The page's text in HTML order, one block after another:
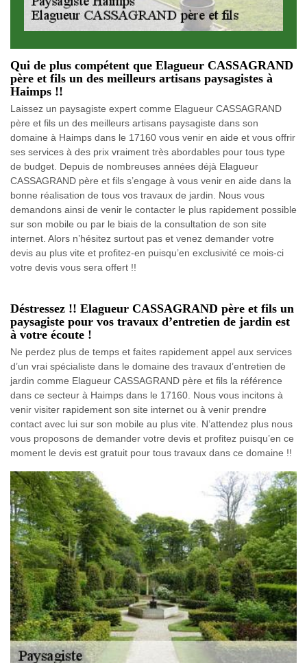
Qui de plus compétent que Elagueur CASSAGRAND
père et fils un des meilleurs artisans paysagistes à
Haimps !!
Laissez un paysagiste expert comme Elagueur CASSAGRAND
père et fils un des meilleurs artisans paysagiste dans son
domaine à Haimps dans le 17160 vous venir en aide et vous offrir
ses services à des prix vraiment très abordables pour tous type
de budget. Depuis de nombreuses années déjà Elagueur
CASSAGRAND père et fils s’engage à vous venir en aide dans la
bonne réalisation de tous vos travaux de jardin. Nous vous
demandons ainsi de venir le contacter le plus rapidement possible
sur son mobile ou par le biais de la consultation de son site
internet. Alors n’hésitez surtout pas et venez demander votre
devis au plus vite et profitez-en puisqu’en exclusivité ce mois-ci
votre devis vous sera offert !!
Déstressez !! Elagueur CASSAGRAND père et fils un
paysagiste pour vos travaux d’entretien de jardin est
à votre écoute !
Ne perdez plus de temps et faites rapidement appel aux services
d’un vrai spécialiste dans le domaine des travaux d’entretien de
jardin comme Elagueur CASSAGRAND père et fils la référence
dans ce secteur à Haimps dans le 17160. Nous vous incitons à
venir visiter rapidement son site internet ou à venir prendre
contact avec lui sur son mobile au plus vite. N’attendez plus nous
vous proposons de demander votre devis et profitez puisqu’en ce
moment le devis est gratuit pour tous travaux dans ce domaine !!